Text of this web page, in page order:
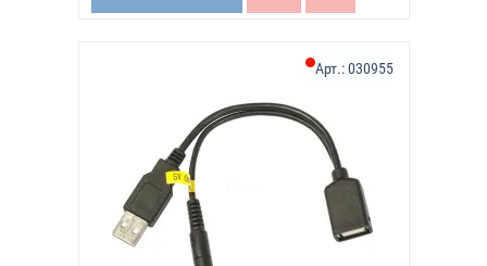
Арт.:030955